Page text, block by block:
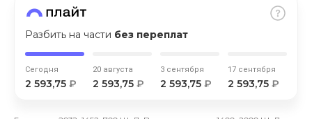
Разбить на части без переплат
Сегодня
2 593,75 ₽
20 августа
2 593,75 ₽
3 сентября
2 593,75 ₽
17 сентября
2 593,75 ₽